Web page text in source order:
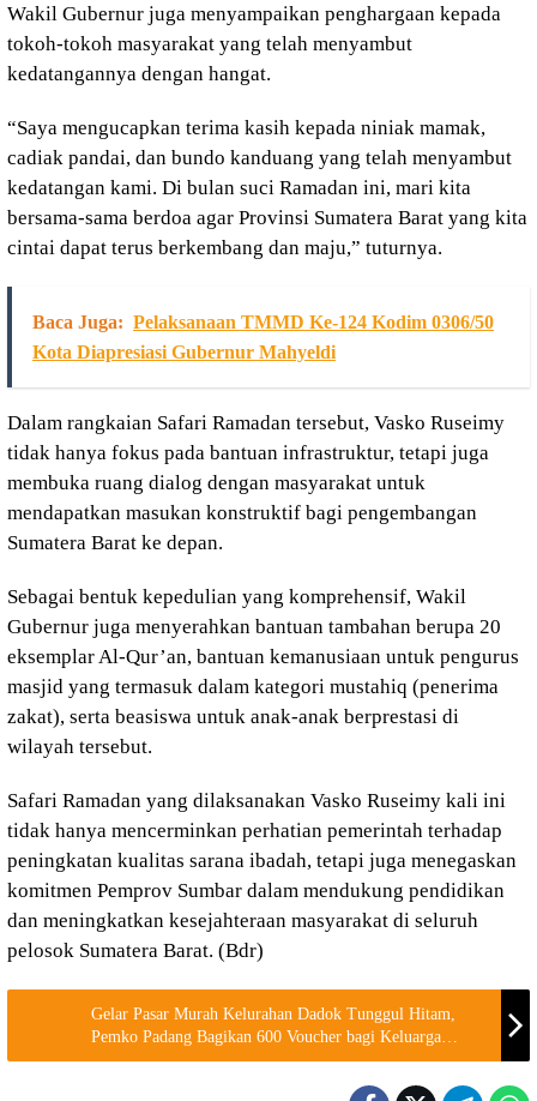
Wakil Gubernur juga menyampaikan penghargaan kepada
tokoh-tokoh masyarakat yang telah menyambut
kedatangannya dengan hangat.
“Saya mengucapkan terima kasih kepada niniak mamak,
cadiak pandai, dan bundo kanduang yang telah menyambut
kedatangan kami. Di bulan suci Ramadan ini, mari kita
bersama-sama berdoa agar Provinsi Sumatera Barat yang kita
cintai dapat terus berkembang dan maju,” tuturnya.
Baca Juga: Pelaksanaan TMMD Ke-124 Kodim 0306/50
Kota Diapresiasi Gubernur Mahyeldi
Dalam rangkaian Safari Ramadan tersebut, Vasko Ruseimy
tidak hanya fokus pada bantuan infrastruktur, tetapi juga
membuka ruang dialog dengan masyarakat untuk
mendapatkan masukan konstruktif bagi pengembangan
Sumatera Barat ke depan.
Sebagai bentuk kepedulian yang komprehensif, Wakil
Gubernur juga menyerahkan bantuan tambahan berupa 20
eksemplar Al-Qur’an, bantuan kemanusiaan untuk pengurus
masjid yang termasuk dalam kategori mustahiq (penerima
zakat), serta beasiswa untuk anak-anak berprestasi di
wilayah tersebut.
Safari Ramadan yang dilaksanakan Vasko Ruseimy kali ini
tidak hanya mencerminkan perhatian pemerintah terhadap
peningkatan kualitas sarana ibadah, tetapi juga menegaskan
komitmen Pemprov Sumbar dalam mendukung pendidikan
dan meningkatkan kesejahteraan masyarakat di seluruh
pelosok Sumatera Barat. (Bdr)
Gelar Pasar Murah Kelurahan Dadok Tunggul Hitam,
Pemko Padang Bagikan 600 Voucher bagi Keluarga
Kurang Mampu